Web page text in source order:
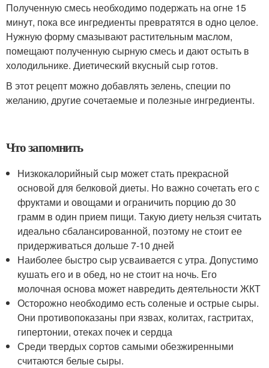
Полученную смесь необходимо подержать на огне 15
минут, пока все ингредиенты превратятся в одно целое.
Нужную форму смазывают растительным маслом,
помещают полученную сырную смесь и дают остыть в
холодильнике. Диетический вкусный сыр готов.
В этот рецепт можно добавлять зелень, специи по
желанию, другие сочетаемые и полезные ингредиенты.
Что запомнить
Низкокалорийный сыр может стать прекрасной
основой для белковой диеты. Но важно сочетать его с
фруктами и овощами и ограничить порцию до 30
грамм в один прием пищи. Такую диету нельзя считать
идеально сбалансированной, поэтому не стоит ее
придерживаться дольше 7-10 дней
Наиболее быстро сыр усваивается с утра. Допустимо
кушать его и в обед, но не стоит на ночь. Его
молочная основа может навредить деятельности ЖКТ
Осторожно необходимо есть соленые и острые сыры.
Они противопоказаны при язвах, колитах, гастритах,
гипертонии, отеках почек и сердца
Среди твердых сортов самыми обезжиренными
считаются белые сыры.